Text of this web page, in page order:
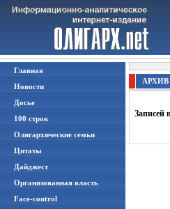
Главная
Новости
Досье
100 строк
Олигархические семьи
Цитаты
Дайджест
Организованная власть
Face-control
АРХИВ
Записей